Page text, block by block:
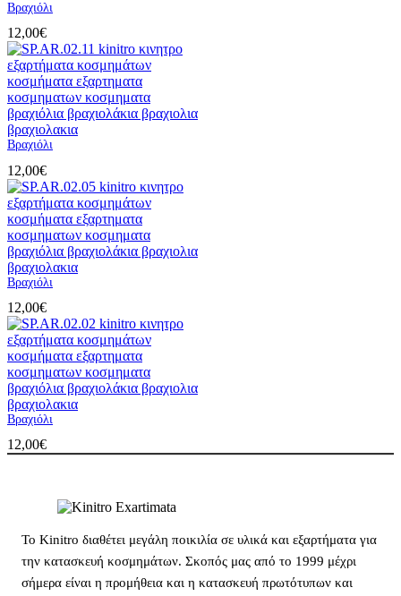
Βραχιόλι
12,00€
Βραχιόλι
12,00€
Βραχιόλι
12,00€
Βραχιόλι
12,00€
Το Kinitro διαθέτει μεγάλη ποικιλία σε υλικά και εξαρτήματα για
την κατασκευή κοσμημάτων. Σκοπός μας από το 1999 μέχρι
σήμερα είναι η προμήθεια και η κατασκευή πρωτότυπων και